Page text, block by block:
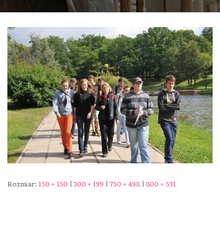
Rozmiar: 150 × 150 | 300 × 199 | 750 × 498 | 800 × 531